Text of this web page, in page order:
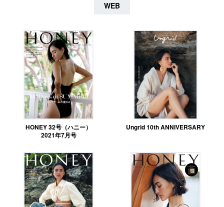
WEB
HONEY 32号（ハニー）
2021年7月号
Ungrid 10th ANNIVERSARY